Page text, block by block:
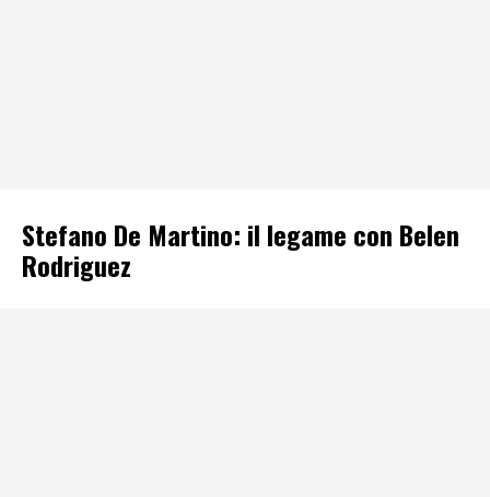
Stefano De Martino: il legame con Belen
Rodriguez